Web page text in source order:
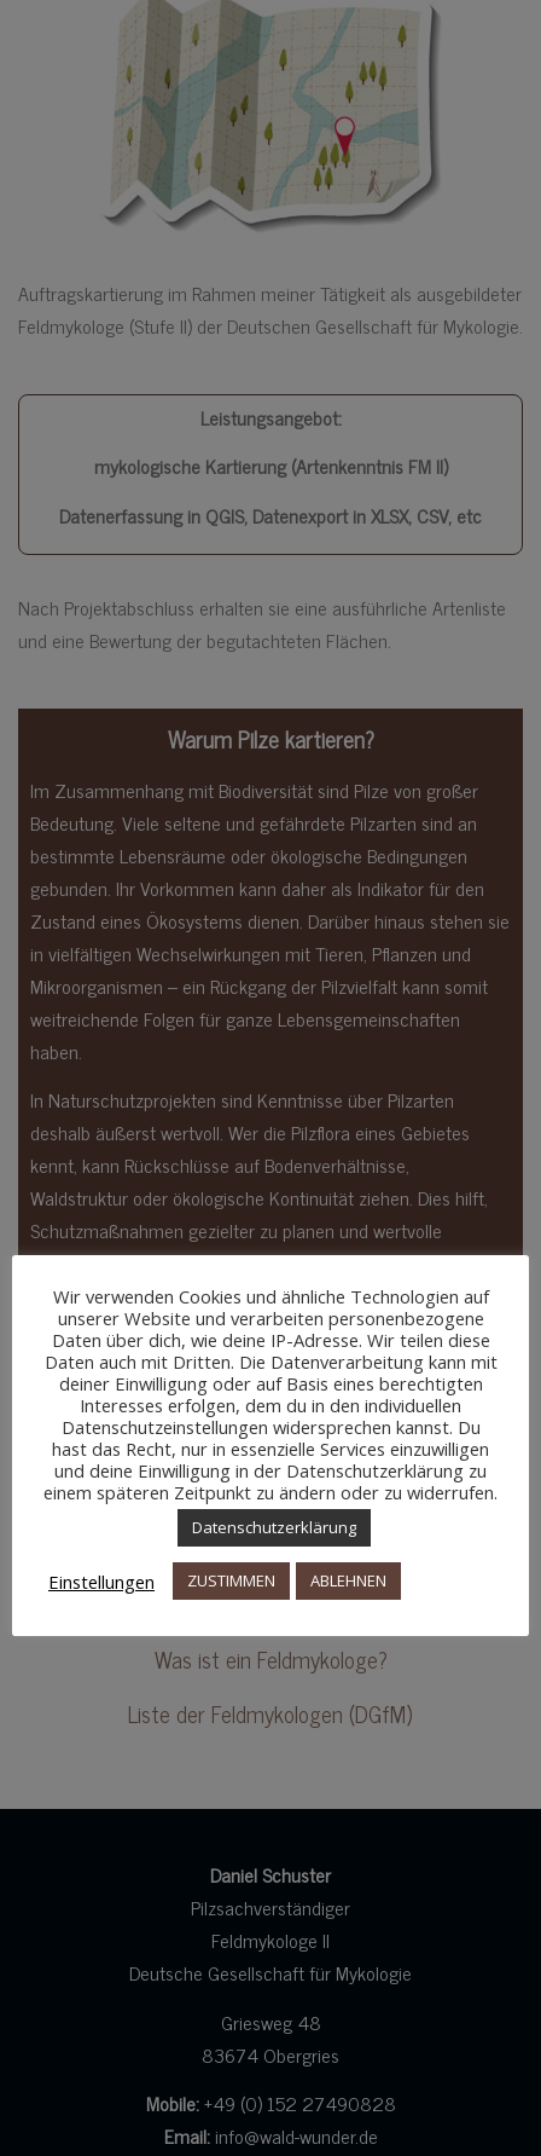
Auftragskartierung im Rahmen meiner Tätigkeit als ausgebildeter
Feldmykologe (Stufe II) der Deutschen Gesellschaft für Mykologie.
Leistungsangebot:
mykologische Kartierung (Artenkenntnis FM II)
Datenerfassung in QGIS, Datenexport in XLSX, CSV, etc
Nach Projektabschluss erhalten sie eine ausführliche Artenliste
und eine Bewertung der begutachteten Flächen.
Warum Pilze kartieren?
Im Zusammenhang mit Biodiversität sind Pilze von großer
Bedeutung. Viele seltene und gefährdete Pilzarten sind an
bestimmte Lebensräume oder ökologische Bedingungen
gebunden. Ihr Vorkommen kann daher als Indikator für den
Zustand eines Ökosystems dienen. Darüber hinaus stehen sie
in vielfältigen Wechselwirkungen mit Tieren, Pflanzen und
Mikroorganismen – ein Rückgang der Pilzvielfalt kann somit
weitreichende Folgen für ganze Lebensgemeinschaften
haben.
In Naturschutzprojekten sind Kenntnisse über Pilzarten
deshalb äußerst wertvoll. Wer die Pilzflora eines Gebietes
kennt, kann Rückschlüsse auf Bodenverhältnisse,
Waldstruktur oder ökologische Kontinuität ziehen. Dies hilft,
Schutzmaßnahmen gezielter zu planen und wertvolle
Lebensräume zu erkennen, die auf den ersten Blick
unscheinbar erscheinen mögen. Zudem können seltene
Pilzarten selbst Schutzziele sein und rechtliche Relevanz
haben, etwa im Rahmen von FFH-Richtlinien.
Kurz gesagt: Pilze sind keine Randerscheinung, sondern
zentrale Akteure im Ökosystem – und wer Naturschutz
betreiben will, sollte sie kennen und ernst nehmen.
Was ist ein Feldmykologe?
Liste der Feldmykologen (DGfM)
Daniel Schuster
Pilzsachverständiger
Feldmykologe II
Deutsche Gesellschaft für Mykologie
Griesweg 48
83674 Obergries
Mobile:+49 (0) 152 27490828
Email: info@wald-wunder.de
Wir verwenden Cookies und ähnliche Technologien auf
unserer Website und verarbeiten personenbezogene
Daten über dich, wie deine IP-Adresse. Wir teilen diese
Daten auch mit Dritten. Die Datenverarbeitung kann mit
deiner Einwilligung oder auf Basis eines berechtigten
Interesses erfolgen, dem du in den individuellen
Datenschutzeinstellungen widersprechen kannst. Du
hast das Recht, nur in essenzielle Services einzuwilligen
und deine Einwilligung in der Datenschutzerklärung zu
einem späteren Zeitpunkt zu ändern oder zu widerrufen.
Datenschutzerklärung
Einstellungen ZUSTIMMEN ABLEHNEN